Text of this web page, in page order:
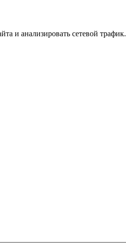
и анализировать сетевой трафик.